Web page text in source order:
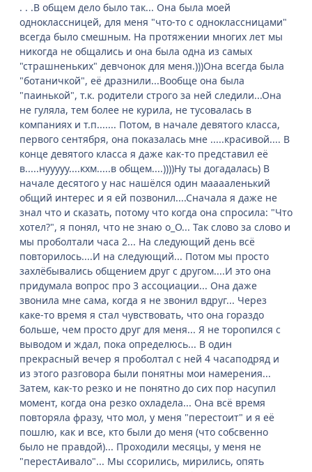
. . .В общем дело было так... Она была моей
одноклассницей, для меня "что-то с одноклассницами"
всегда было смешным. На протяжении многих лет мы
никогда не общались и она была одна из самых
"страшненьких" девчонок для меня.)))Она всегда была
"ботаничкой", её дразнили...Вообще она была
"паинькой", т.к. родители строго за ней следили...Она
не гуляла, тем более не курила, не тусовалась в
компаниях и т.п....... Потом, в начале девятого класса,
первого сентября, она показалась мне .....красивой.... В
конце девятого класса я даже как-то представил её
в.....нууууу....кхм.....в общем....))))Ну ты догадалась) В
начале десятого у нас нашёлся один мааааленький
общий интерес и я ей позвонил....Сначала я даже не
знал что и сказать, потому что когда она спросила: "Что
хотел?", я понял, что не знаю о_О... Так слово за слово и
мы проболтали часа 2... На следующий день всё
повторилось....И на следующий... Потом мы просто
захлёбывались общением друг с другом....И это она
придумала вопрос про 3 ассоциации... Она даже
звонила мне сама, когда я не звонил вдруг... Через
каке-то время я стал чувствовать, что она гораздо
больше, чем просто друг для меня... Я не торопился с
выводом и ждал, пока определюсь... В один
прекрасный вечер я проболтал с ней 4 часаподряд и
из этого разговора были понятны мои намерения...
Затем, как-то резко и не понятно до сих пор насупил
момент, когда она резко охладела... Она всё время
повторяла фразу, что мол, у меня "перестоит" и я её
пошлю, как и все, кто были до меня (что собсвенно
было не правдой)... Проходили месяцы, у меня не
"перестАивало"... Мы ссорились, мирились, опять